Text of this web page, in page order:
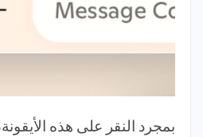
بمجرد النقر على هذه